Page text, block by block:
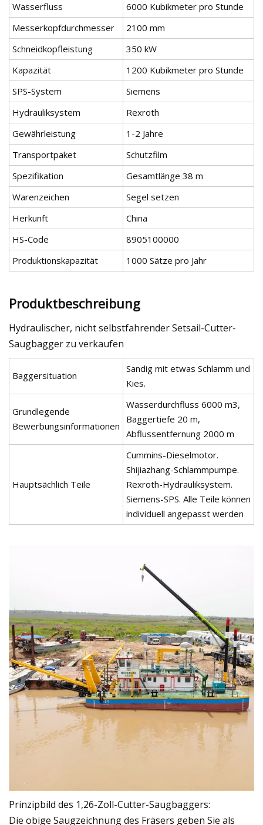
Wasserfluss
6000 Kubikmeter pro Stunde
Messerkopfdurchmesser
2100 mm
Schneidkopfleistung
350 kW
Kapazität
1200 Kubikmeter pro Stunde
SPS-System
Siemens
Hydrauliksystem
Rexroth
Gewährleistung
1-2 Jahre
Transportpaket
Schutzfilm
Spezifikation
Gesamtlänge 38 m
Warenzeichen
Segel setzen
Herkunft
China
HS-Code
8905100000
Produktionskapazität
1000 Sätze pro Jahr
Produktbeschreibung
Hydraulischer, nicht selbstfahrender Setsail-Cutter-
Saugbagger zu verkaufen
Baggersituation
Sandig mit etwas Schlamm und
Kies.
Grundlegende
Bewerbungsinformationen
Wasserdurchfluss 6000 m3,
Baggertiefe 20 m,
Abflussentfernung 2000 m
Hauptsächlich Teile
Cummins-Dieselmotor.
Shijiazhang-Schlammpumpe.
Rexroth-Hydrauliksystem.
Siemens-SPS. Alle Teile können
individuell angepasst werden
Prinzipbild des 1,26-Zoll-Cutter-Saugbaggers:
Die obige Saugzeichnung des Fräsers geben Sie als